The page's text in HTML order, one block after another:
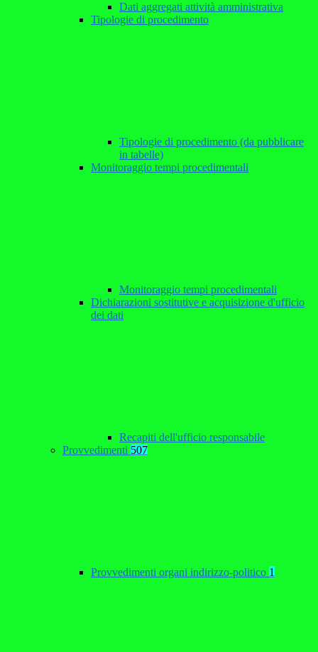
Dati aggregati attività amministrativa
Tipologie di procedimento
Tipologie di procedimento (da pubblicare
in tabelle)
Monitoraggio tempi procedimentali
Monitoraggio tempi procedimentali
Dichiarazioni sostitutive e acquisizione d'ufficio
dei dati
Recapiti dell'ufficio responsabile
Provvedimenti 507
Provvedimenti organi indirizzo-politico 1